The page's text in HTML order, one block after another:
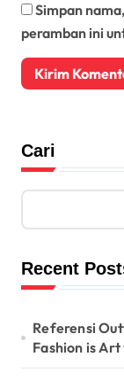
Simpan
peramban ini
Cari
Recent
Referensi
Fashion is